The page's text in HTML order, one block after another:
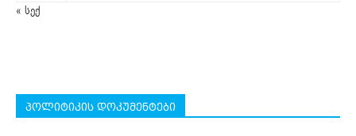
« სექ
პოლიტიკის დოკუმენტები